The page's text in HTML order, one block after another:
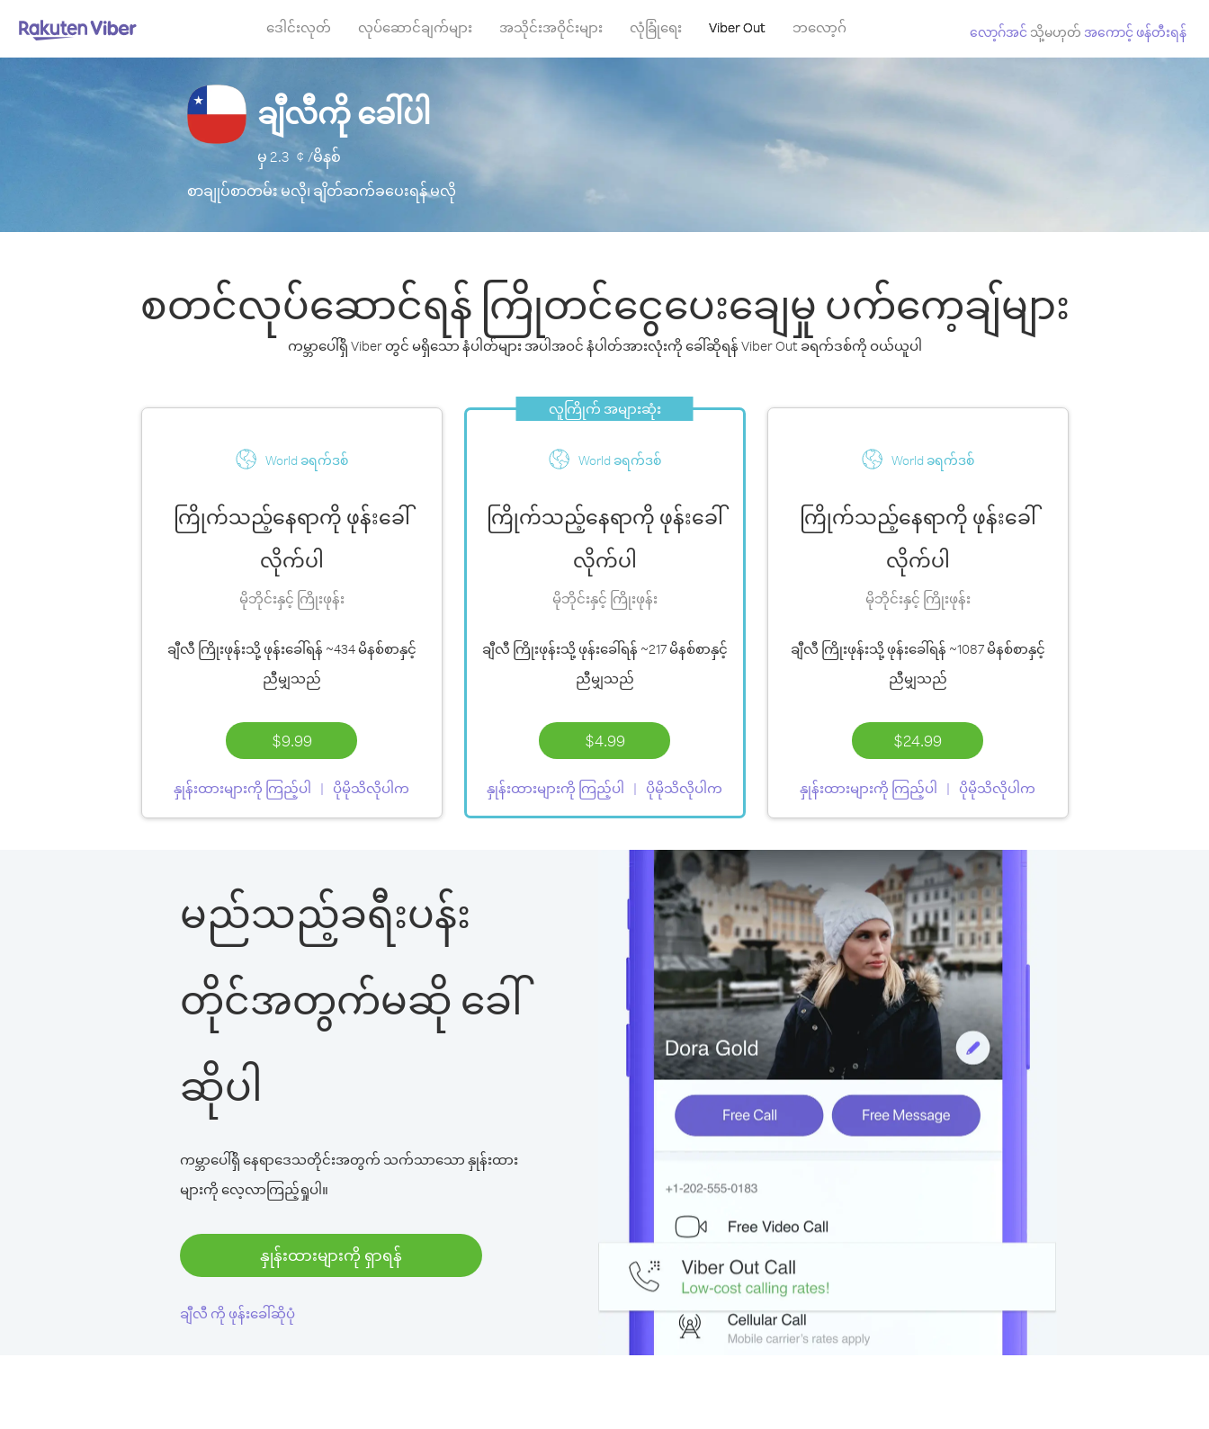
ဒေါင်းလုတ် လုပ်ဆောင်ချက်များ အသိုင်းအဝိုင်းများ လုံခြုံရေး Viber Out ဘလော့ဂ် လော့ဂ်အင် သို့မဟုတ် အကောင့် ဖန်တီးရန်
ချီလီကို ခေါ်ပါ
မှ 2.3 ¢ /မိနစ်
စာချုပ်စာတမ်း မလို၊ ချိတ်ဆက်ခပေးရန် မလို
စတင်လုပ်ဆောင်ရန် ကြိုတင်ငွေပေးချေမှု ပက်ကေ့ချ်များ
ကမ္ဘာပေါ်ရှိ Viber တွင် မရှိသော နံပါတ်များ အပါအဝင် နံပါတ်အားလုံးကို ခေါ်ဆိုရန် Viber Out ခရက်ဒစ်ကို ဝယ်ယူပါ
World ခရက်ဒစ်
ကြိုက်သည့်နေရာကို ဖုန်းခေါ်
လိုက်ပါ
မိုဘိုင်းနှင့် ကြိုးဖုန်း
ချီလီ ကြိုးဖုန်းသို့ ဖုန်းခေါ်ရန် ~434 မိနစ်စာနှင့်
ညီမျှသည်
$9.99
နှုန်းထားများကို ကြည့်ပါ ပိုမိုသိလိုပါက
လူကြိုက် အများဆုံး
World ခရက်ဒစ်
ကြိုက်သည့်နေရာကို ဖုန်းခေါ်
လိုက်ပါ
မိုဘိုင်းနှင့် ကြိုးဖုန်း
ချီလီ ကြိုးဖုန်းသို့ ဖုန်းခေါ်ရန် ~217 မိနစ်စာနှင့်
ညီမျှသည်
$4.99
နှုန်းထားများကို ကြည့်ပါ ပိုမိုသိလိုပါက
World ခရက်ဒစ်
ကြိုက်သည့်နေရာကို ဖုန်းခေါ်
လိုက်ပါ
မိုဘိုင်းနှင့် ကြိုးဖုန်း
ချီလီ ကြိုးဖုန်းသို့ ဖုန်းခေါ်ရန် ~1087 မိနစ်စာနှင့်
ညီမျှသည်
$24.99
နှုန်းထားများကို ကြည့်ပါ ပိုမိုသိလိုပါက
မည်သည့်ခရီးပန်း
တိုင်အတွက်မဆို ခေါ်
ဆိုပါ
ကမ္ဘာပေါ်ရှိ နေရာဒေသတိုင်းအတွက် သက်သာသော နှုန်းထား
များကို လေ့လာကြည့်ရှုပါ။
နှုန်းထားများကို ရှာရန်
ချီလီ ကို ဖုန်းခေါ်ဆိုပုံ